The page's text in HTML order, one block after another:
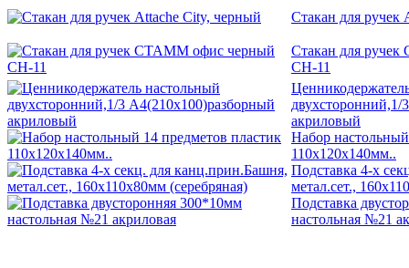
Стакан для ручек
Стакан для
СН-11
акриловый
Набор
110х120х140мм..
Подставка 4-х
метал.сет.,
Подставка
настольная №21